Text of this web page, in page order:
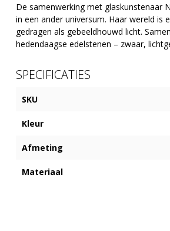
De samenwerking met glaskunstenaar
in een ander universum. Haar wereld is
gedragen als gebeeldhouwd licht.
hedendaagse edelstenen – zwaar,
SPECIFICATIES
SKU
Kleur
Afmeting
Materiaal